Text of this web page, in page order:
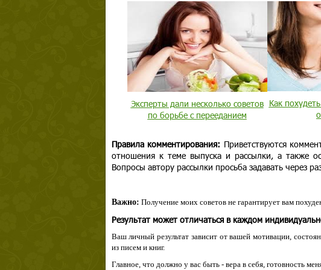
Эксперты дали несколько советов
по борьбе с перееданием
Как
Правила комментирования: Приветствуются
отношения к теме выпуска и рассылки, а также
Вопросы автору рассылки просьба задавать через
Важно: Получение моих советов не гарантирует вам
Результат может отличаться в каждом
Ваш личный результат зависит от вашей мотивации,
из писем и книг.
Главное, что должно у вас быть - вера в себя, готовность